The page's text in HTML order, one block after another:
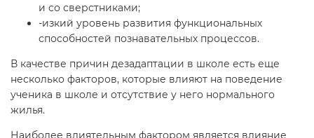
и со сверстниками;
-изкий уровень развития функциональных
способностей познавательных процессов.
В качестве причин дезадаптации в школе есть еще
несколько факторов, которые влияют на поведение
ученика в школе и отсутствие у него нормального
жилья.
Наиболее влиятельным фактором является влияние